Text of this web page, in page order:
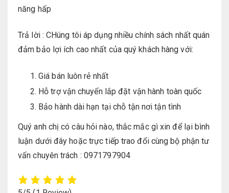
năng hấp
Trả lời : CHúng tôi áp dụng nhiều chính sách nhất quán
đảm bảo lợi ích cao nhất của quý khách hàng với:
Giá bán luôn rẻ nhất
Hỗ trợ vận chuyển lắp đặt vận hành toàn quốc
Bảo hành dài hạn tại chỗ tận nơi tận tình
Quý anh chị có câu hỏi nào, thắc mắc gì xin để lại bình
luận dưới đây hoặc trực tiếp trao đổi cùng bộ phận tư
vấn chuyên trách : 0971797904